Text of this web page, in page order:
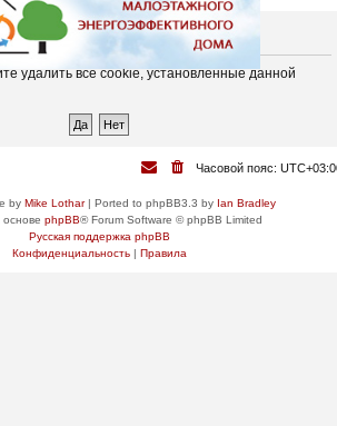
удалить все cookie, установленные данной
Часовой пояс:
by Mike Lothar| Ported to phpBB3.3 by Ian Bradley
phpBB® Forum Software © phpBB Limited
Русская поддержка phpBB
Конфиденциальность| Правила